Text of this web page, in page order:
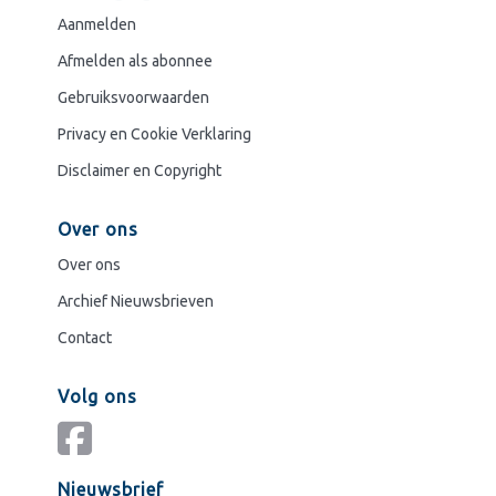
Aanmelden
Afmelden als abonnee
Gebruiksvoorwaarden
Privacy en Cookie Verklaring
Disclaimer en Copyright
Over ons
Over ons
Archief Nieuwsbrieven
Contact
Volg ons
Nieuwsbrief